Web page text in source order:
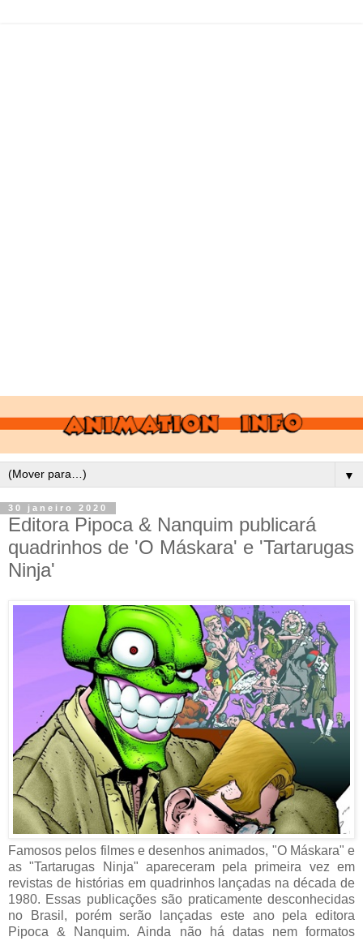
▼
30 janeiro 2020
Editora Pipoca & Nanquim publicará
quadrinhos de 'O Máskara' e 'Tartarugas
Ninja'
Famosos pelos filmes e desenhos animados, "O Máskara" e
as "Tartarugas Ninja" apareceram pela primeira vez em
revistas de histórias em quadrinhos lançadas na década de
1980. Essas publicações são praticamente desconhecidas
no Brasil, porém serão lançadas este ano pela editora
Pipoca & Nanquim. Ainda não há datas nem formatos